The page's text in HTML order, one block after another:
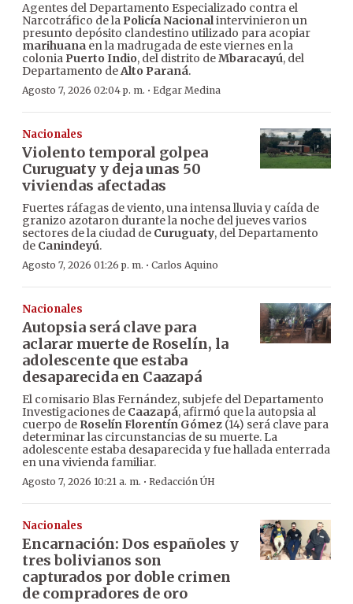
Agentes del Departamento Especializado contra el
Narcotráfico de la Policía Nacionalintervinieron un
presunto depósito clandestino utilizado para acopiar
marihuana en la madrugada de este viernes en la
colonia Puerto Indio, del distrito deMbaracayú, del
Departamento deAlto Paraná.
Agosto 7, 2026 02:04 p. m. · Edgar Medina
Nacionales
Violento temporal golpea
Curuguaty y deja unas 50
viviendas afectadas
Fuertes ráfagas de viento, una intensa lluvia y caída de
granizo azotaron durante la noche del jueves varios
sectores de la ciudad de Curuguaty, del Departamento
de Canindeyú.
Agosto 7, 2026 01:26 p. m. · Carlos Aquino
Nacionales
Autopsia será clave para
aclarar muerte de Roselín, la
adolescente que estaba
desaparecida en Caazapá
El comisario Blas Fernández, subjefe del Departamento
Investigaciones de Caazapá, afirmó que la autopsia al
cuerpo de Roselín Florentín Gómez (14) será clave para
determinar las circunstancias de su muerte. La
adolescente estaba desaparecida y fue hallada enterrada
en una vivienda familiar.
Agosto 7, 2026 10:21 a. m. · Redacción ÚH
Nacionales
Encarnación: Dos españoles y
tres bolivianos son
capturados por doble crimen
de compradores de oro